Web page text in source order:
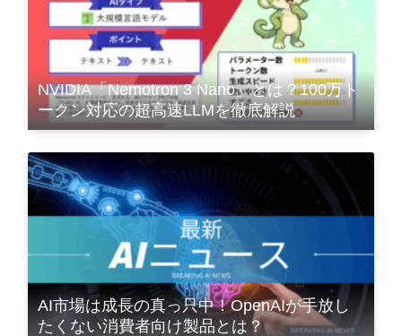
NVIDIA「Nemotron 3 Nano」とは？100万ト
ークン対応の超高速LLMを徹底解説
AI市場は成長の真っ只中！OpenAIが手放し
たくない消費者向け製品とは？